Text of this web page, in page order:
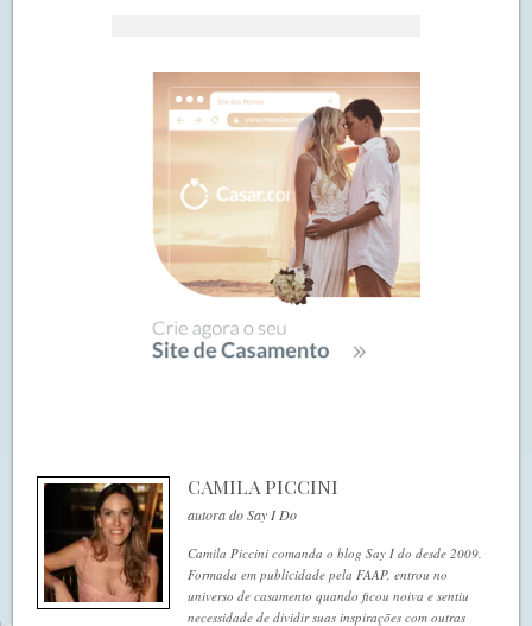
CAMILA PICCINI
autora do Say I Do
Camila Piccini comanda o blog Say I do desde 2009.
Formada em publicidade pela FAAP, entrou no
universo de casamento quando ficou noiva e sentiu
necessidade de dividir suas inspirações com outras